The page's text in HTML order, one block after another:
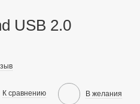
USB 2.0
К сравнению В желания